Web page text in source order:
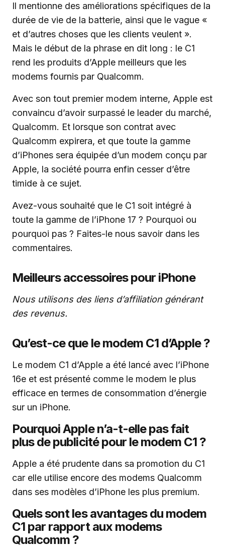
Il mentionne des améliorations spécifiques de la
durée de vie de la batterie, ainsi que le vague «
et d’autres choses que les clients veulent ».
Mais le début de la phrase en dit long : le C1
rend les produits d’Apple meilleurs que les
modems fournis par Qualcomm.
Avec son tout premier modem interne, Apple est
convaincu d’avoir surpassé le leader du marché,
Qualcomm. Et lorsque son contrat avec
Qualcomm expirera, et que toute la gamme
d’iPhones sera équipée d’un modem conçu par
Apple, la société pourra enfin cesser d’être
timide à ce sujet.
Avez-vous souhaité que le C1 soit intégré à
toute la gamme de l’iPhone 17 ? Pourquoi ou
pourquoi pas ? Faites-le nous savoir dans les
commentaires.
Meilleurs accessoires pour iPhone
Nous utilisons des liens d’affiliation générant
des revenus.
Qu’est-ce que le modem C1 d’Apple ?
Le modem C1 d’Apple a été lancé avec l’iPhone
16e et est présenté comme le modem le plus
efficace en termes de consommation d’énergie
sur un iPhone.
Pourquoi Apple n’a-t-elle pas fait
plus de publicité pour le modem C1 ?
Apple a été prudente dans sa promotion du C1
car elle utilise encore des modems Qualcomm
dans ses modèles d’iPhone les plus premium.
Quels sont les avantages du modem
C1 par rapport aux modems
Qualcomm ?